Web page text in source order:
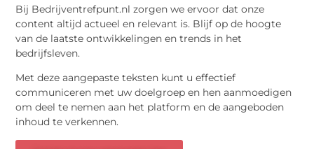
Bij Bedrijventrefpunt.nl zorgen we ervoor dat onze
content altijd actueel en relevant is. Blijf op de hoogte
van de laatste ontwikkelingen en trends in het
bedrijfsleven.
Met deze aangepaste teksten kunt u effectief
communiceren met uw doelgroep en hen aanmoedigen
om deel te nemen aan het platform en de aangeboden
inhoud te verkennen.